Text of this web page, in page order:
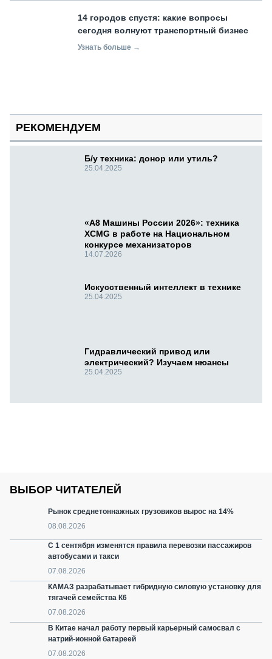
14 городов спустя: какие вопросы
сегодня волнуют транспортный бизнес
Узнать больше →
РЕКОМЕНДУЕМ
Б/у техника: донор или утиль?
25.04.2025
«А8 Машины России 2026»: техника
XCMG в работе на Национальном
конкурсе механизаторов
14.07.2026
Искусственный интеллект в технике
25.04.2025
Гидравлический привод или
электрический? Изучаем нюансы
25.04.2025
ВЫБОР ЧИТАТЕЛЕЙ
Рынок среднетоннажных грузовиков вырос на 14%
08.08.2026
С 1 сентября изменятся правила перевозки пассажиров
автобусами и такси
07.08.2026
КАМАЗ разрабатывает гибридную силовую установку для
тягачей семейства К6
07.08.2026
В Китае начал работу первый карьерный самосвал с
натрий-ионной батареей
07.08.2026